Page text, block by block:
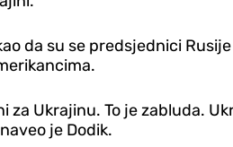
da su se predsjednici
Ukrajinu. To je zabluda.
je Dodik.